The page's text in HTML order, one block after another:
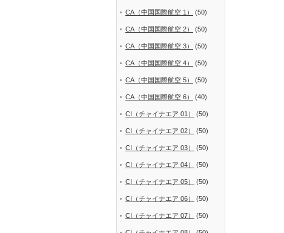
CA（中国国際航空 1） (50)
CA（中国国際航空 2） (50)
CA（中国国際航空 3） (50)
CA（中国国際航空 4） (50)
CA（中国国際航空 5） (50)
CA（中国国際航空 6） (40)
CI（チャイナエア 01） (50)
CI（チャイナエア 02） (50)
CI（チャイナエア 03） (50)
CI（チャイナエア 04） (50)
CI（チャイナエア 05） (50)
CI（チャイナエア 06） (50)
CI（チャイナエア 07） (50)